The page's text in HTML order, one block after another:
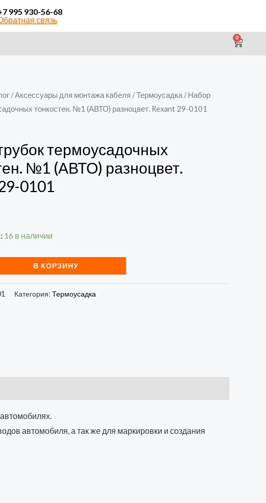
995 930-56-68
связь
0
/Аксессуары для монтажа кабеля /Термоусадка / Набор
тонкостен. №1 (АВТО) разноцвет. Rexant 29-0101
термоусадочных
№1 (АВТО) разноцвет.
0101
16 в наличии
В КОРЗИНУ
Категория: Термоусадка
автомобиля, а так же для маркировки и создания